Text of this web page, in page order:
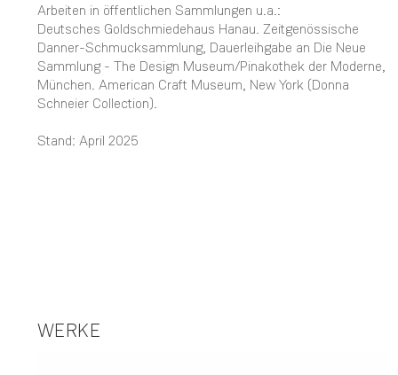
Arbeiten in öffentlichen Sammlungen u.a.:
Deutsches Goldschmiedehaus Hanau. Zeitgenössische
Danner-Schmucksammlung, Dauerleihgabe an Die Neue
Sammlung - The Design Museum/Pinakothek der Moderne,
München. American Craft Museum, New York (Donna
Schneier Collection).
Stand: April 2025
WERKE